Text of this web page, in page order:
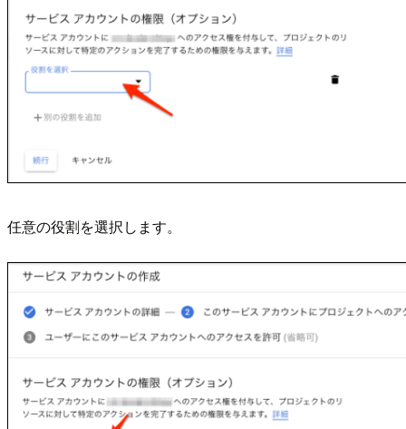
任意の役割を選択します。